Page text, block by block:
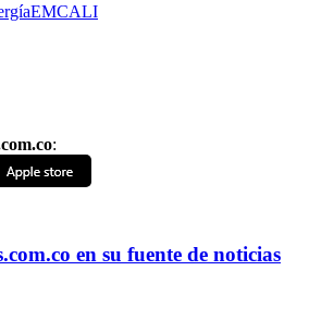
EMCALI
:
.com.co en su fuente de noticias